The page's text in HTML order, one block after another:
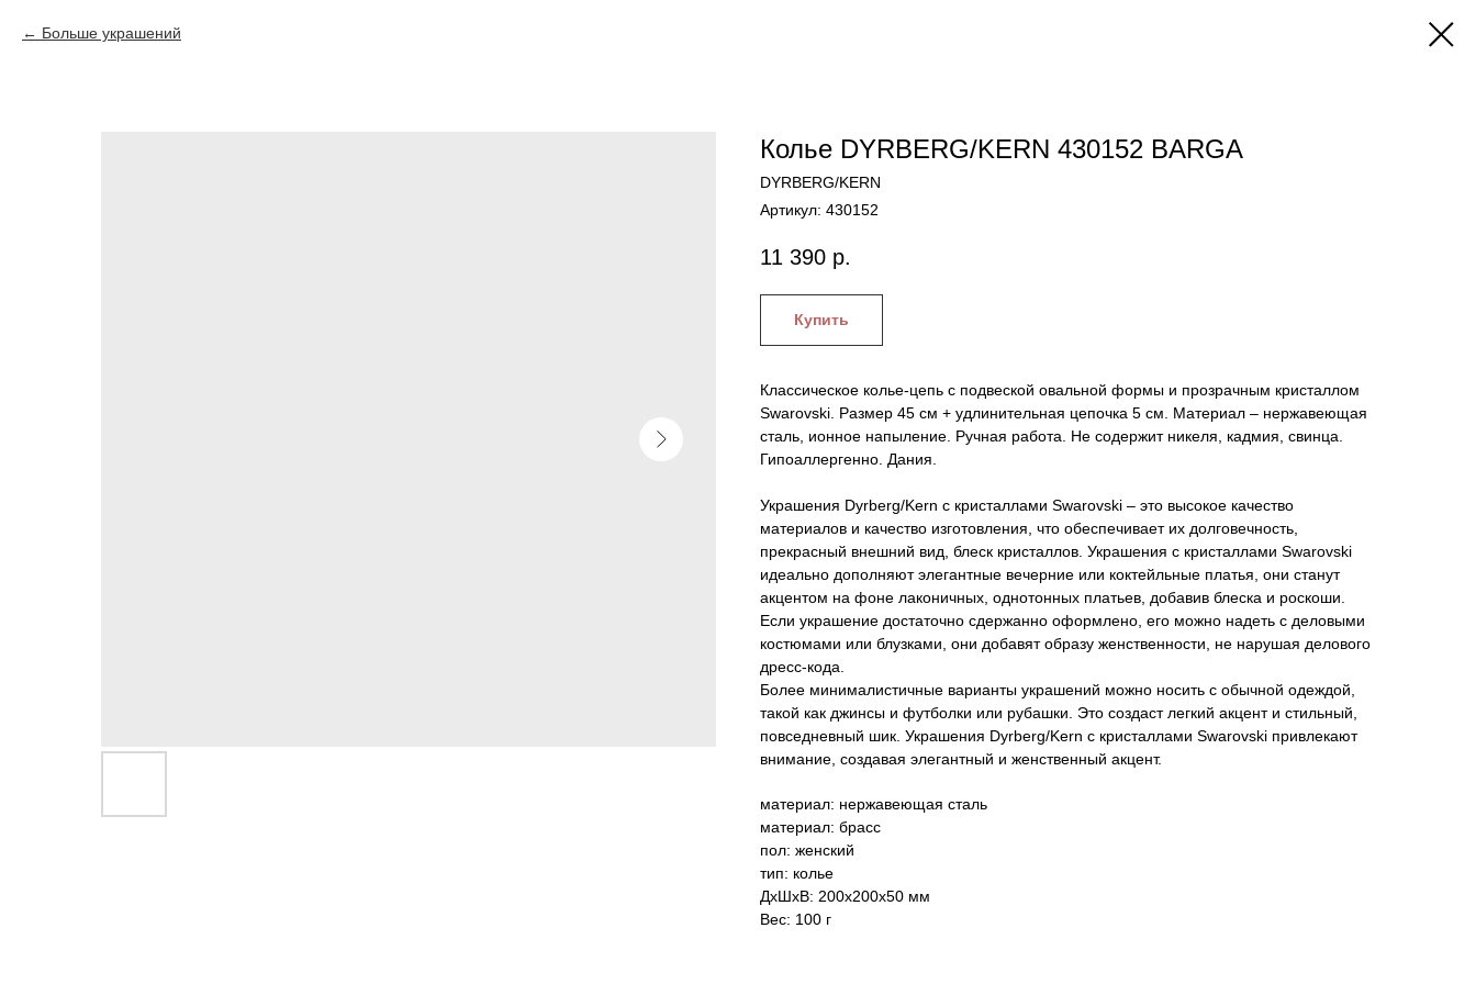
Больше украшений
Колье DYRBERG/KERN 430152 BARGA
DYRBERG/KERN
Артикул: 430152
11 390 р.
Купить
Классическое колье-цепь с подвеской овальной формы и прозрачным кристаллом
Swarovski. Размер 45 см + удлинительная цепочка 5 см. Материал – нержавеющая
сталь, ионное напыление. Ручная работа. Не содержит никеля, кадмия, свинца.
Гипоаллергенно. Дания.
Украшения Dyrberg/Kern с кристаллами Swarovski – это высокое качество
материалов и качество изготовления, что обеспечивает их долговечность,
прекрасный внешний вид, блеск кристаллов. Украшения с кристаллами Swarovski
идеально дополняют элегантные вечерние или коктейльные платья, они станут
акцентом на фоне лаконичных, однотонных платьев, добавив блеска и роскоши.
Если украшение достаточно сдержанно оформлено, его можно надеть с деловыми
костюмами или блузками, они добавят образу женственности, не нарушая делового
дресс-кода.
Более минималистичные варианты украшений можно носить с обычной одеждой,
такой как джинсы и футболки или рубашки. Это создаст легкий акцент и стильный,
повседневный шик. Украшения Dyrberg/Kern с кристаллами Swarovski привлекают
внимание, создавая элегантный и женственный акцент.
материал: нержавеющая сталь
материал: брасс
пол: женский
тип: колье
ДxШxВ: 200x200x50 мм
Вес: 100 г